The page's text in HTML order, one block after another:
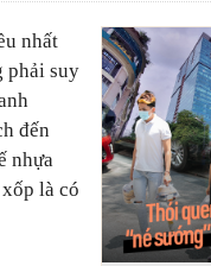
nhất
phải suy
đến
nhựa
là có